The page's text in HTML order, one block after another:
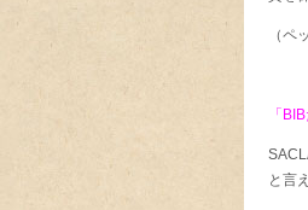
（ペ
「
と言